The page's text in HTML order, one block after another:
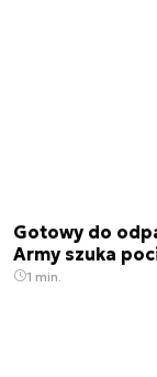
Gotowy do
Army szuka
1 min.